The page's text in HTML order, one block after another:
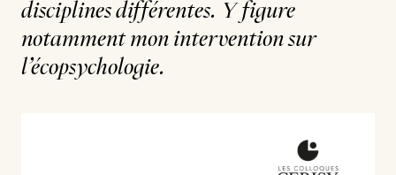
disciplines différentes. Y figure
notamment mon intervention sur
l’écopsychologie.